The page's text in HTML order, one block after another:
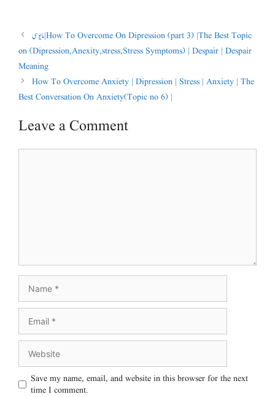
مایوسی | How To Overcome On Dipression (part 3) |The Best Topic
on (Dipression,Anexity,stress,Stress Symptoms) | Despair | Despair
Meaning
How To Overcome Anxiety | Dipression | Stress | Anxiety | The
Best Conversation On Anxiety(Topic no 6) |
Leave a Comment
Save my name, email, and website in this browser for the next
time I comment.